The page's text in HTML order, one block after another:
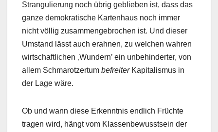
Strangulierung noch übrig geblieben ist, dass das
ganze demokratische Kartenhaus noch immer
nicht völlig zusammengebrochen ist. Und dieser
Umstand lässt auch erahnen, zu welchen wahren
wirtschaftlichen ‚Wundern’ ein unbehinderter, von
allem Schmarotzertum befreiterKapitalismus in
der Lage wäre.
Ob und wann diese Erkenntnis endlich Früchte
tragen wird, hängt vom Klassenbewusstsein der